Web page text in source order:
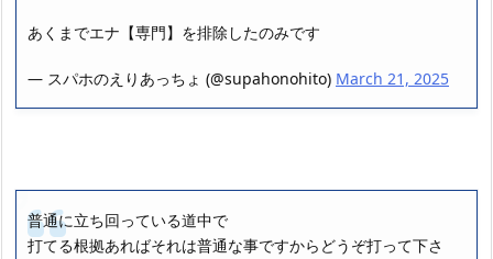
あくまでエナ【専門】を排除したのみです
— スパホのえりあっちょ (@supahonohito) March 21, 2025
普通に立ち回っている道中で
打てる根拠あればそれは普通な事ですからどうぞ打って下さ